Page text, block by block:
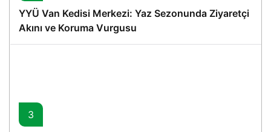
YYÜ Van Kedisi Merkezi: Yaz Sezonunda Ziyaretçi
Akını ve Koruma Vurgusu
3